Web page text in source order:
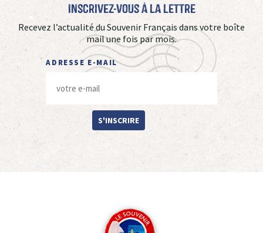
Inscrivez-vous à La Lettre
Recevez l’actualité du Souvenir Français dans votre boîte
mail une fois par mois.
ADRESSE E-MAIL
S'INSCRIRE